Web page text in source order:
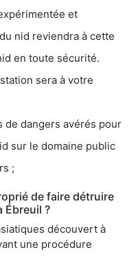
et
nid reviendra à cette
en toute sécurité.
sera à votre
de dangers avérés pour
sur le domaine public
;
de faire détruire
Ébreuil ?
découvert à
une procédure